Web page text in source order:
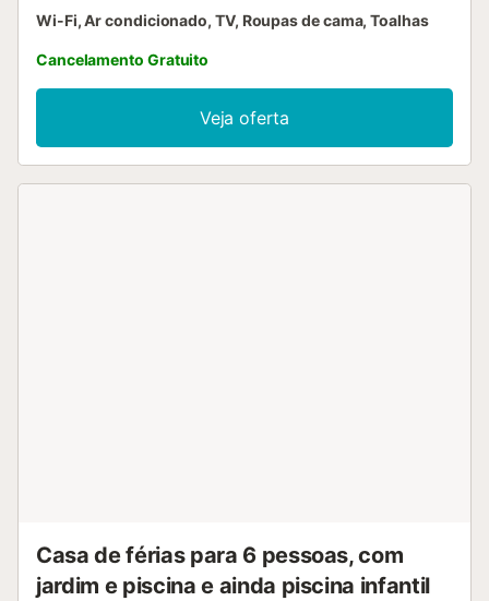
Wi-Fi, Ar condicionado, TV, Roupas de cama, Toalhas
Cancelamento Gratuito
Veja oferta
Casa de férias para 6 pessoas, com
jardim e piscina e ainda piscina infantil